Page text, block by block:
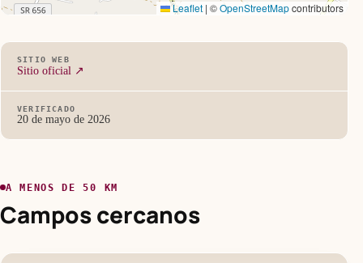
Leaflet | ©OpenStreetMapcontributors
SITIO WEB
Sitio oficial ↗
VERIFICADO
20 de mayo de 2026
A MENOS DE 50 KM
Campos cercanos